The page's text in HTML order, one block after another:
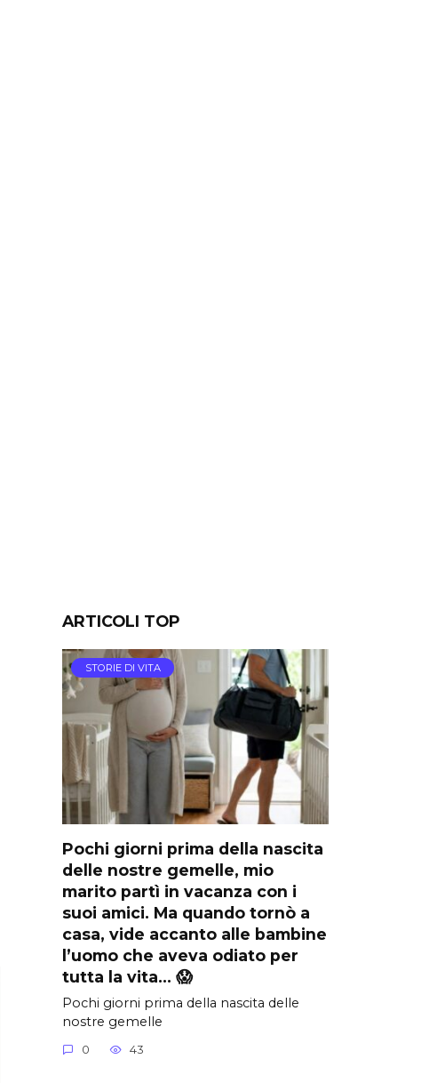
ARTICOLI TOP
STORIE DI VITA
Pochi giorni prima della nascita
delle nostre gemelle, mio
marito partì in vacanza con i
suoi amici. Ma quando tornò a
casa, vide accanto alle bambine
l’uomo che aveva odiato per
tutta la vita… 😱
Pochi giorni prima della nascita delle
nostre gemelle
0 43